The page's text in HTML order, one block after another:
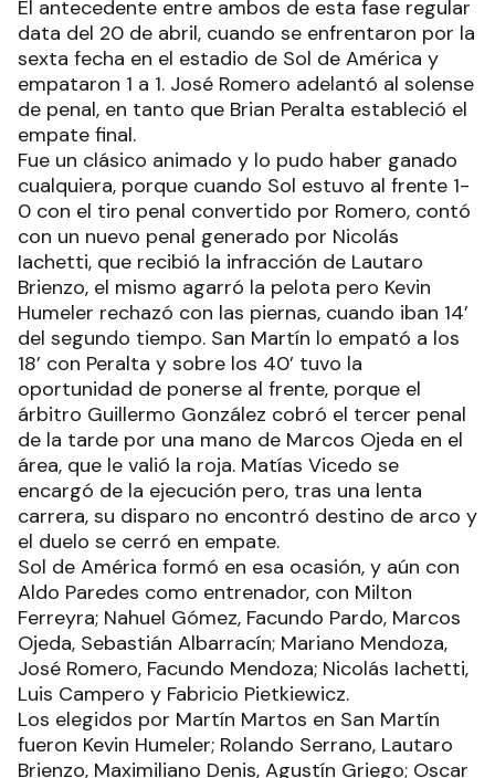
El antecedente entre ambos de esta fase regular
data del 20 de abril, cuando se enfrentaron por la
sexta fecha en el estadio de Sol de América y
empataron 1 a 1. José Romero adelantó al solense
de penal, en tanto que Brian Peralta estableció el
empate final.
Fue un clásico animado y lo pudo haber ganado
cualquiera, porque cuando Sol estuvo al frente 1-
0 con el tiro penal convertido por Romero, contó
con un nuevo penal generado por Nicolás
Iachetti, que recibió la infracción de Lautaro
Brienzo, el mismo agarró la pelota pero Kevin
Humeler rechazó con las piernas, cuando iban 14’
del segundo tiempo. San Martín lo empató a los
18’ con Peralta y sobre los 40’ tuvo la
oportunidad de ponerse al frente, porque el
árbitro Guillermo González cobró el tercer penal
de la tarde por una mano de Marcos Ojeda en el
área, que le valió la roja. Matías Vicedo se
encargó de la ejecución pero, tras una lenta
carrera, su disparo no encontró destino de arco y
el duelo se cerró en empate.
Sol de América formó en esa ocasión, y aún con
Aldo Paredes como entrenador, con Milton
Ferreyra; Nahuel Gómez, Facundo Pardo, Marcos
Ojeda, Sebastián Albarracín; Mariano Mendoza,
José Romero, Facundo Mendoza; Nicolás Iachetti,
Luis Campero y Fabricio Pietkiewicz.
Los elegidos por Martín Martos en San Martín
fueron Kevin Humeler; Rolando Serrano, Lautaro
Brienzo, Maximiliano Denis, Agustín Griego; Oscar